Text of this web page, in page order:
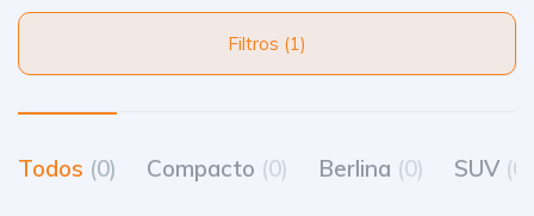
Filtros (1)
Todos (0) Compacto (0) Berlina (0) SUV (0)